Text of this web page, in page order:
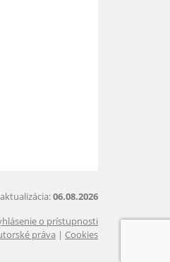
06.08.2026
o prístupnosti
práva | Cookies